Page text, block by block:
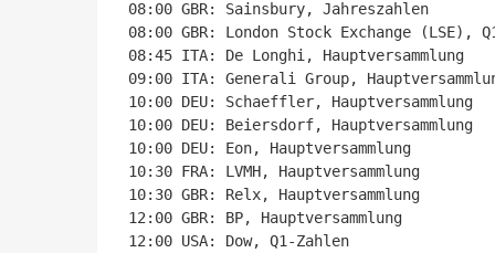
08:00 GBR: Sainsbury, Jahreszahlen
08:00 GBR: London Stock Exchange (LSE),
08:45 ITA: De Longhi, Hauptversammlung
09:00 ITA: Generali Group,
10:00 DEU: Schaeffler, Hauptversammlung
10:00 DEU: Beiersdorf, Hauptversammlung
10:00 DEU: Eon, Hauptversammlung
10:30 FRA: LVMH, Hauptversammlung
10:30 GBR: Relx, Hauptversammlung
12:00 GBR: BP, Hauptversammlung
12:00 USA: Dow, Q1-Zahlen